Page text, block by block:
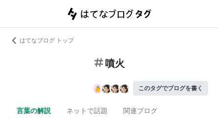
はてなブログ トップ
噴火
このタグでブログを書く
言葉の解説 ネットで話題 関連ブログ